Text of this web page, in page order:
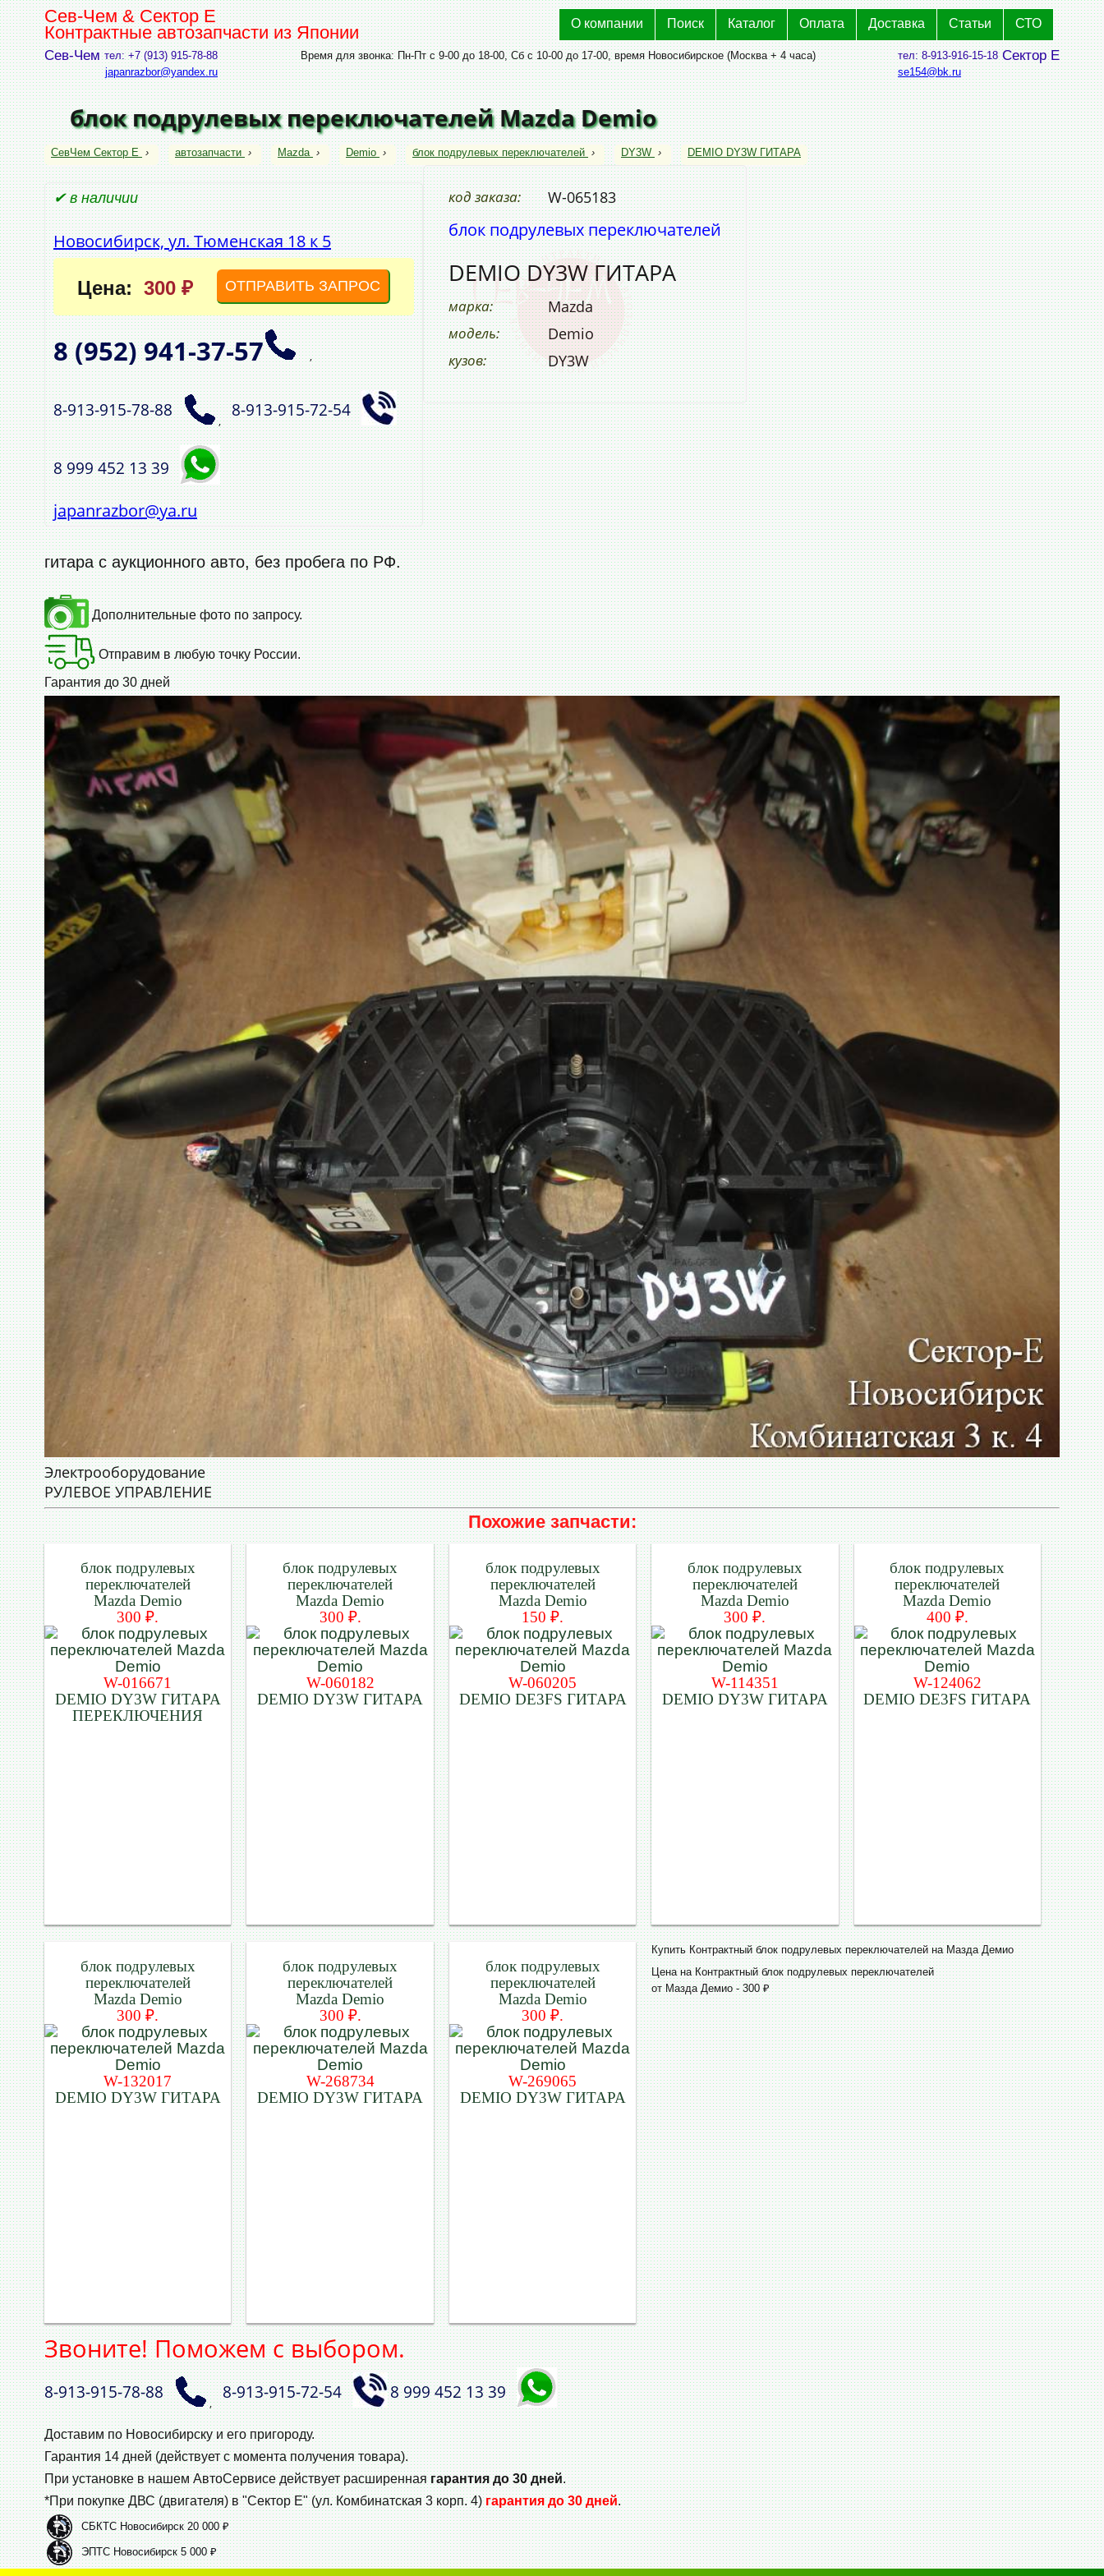
Сев-Чем & Сектор Е
Контрактные автозапчасти из Японии
О компании Поиск Каталог Оплата Доставка Статьи СТО
Сев-Чем тел: +7 (913) 915-78-88
japanrazbor@yandex.ru
Сектор Е
тел: 8-913-916-15-18
se154@bk.ru
Время для звонка: Пн-Пт с 9-00 до 18-00, Сб с 10-00 до 17-00, время Новосибирское (Москва + 4 часа)
блок подрулевых переключателей Mazda Demio
СевЧем Сектор Е › автозапчасти › Mazda › Demio › блок подрулевых переключателей › DY3W › DEMIO DY3W ГИТАРА
✔ в наличии
Новосибирск, ул. Тюменская 18 к 5
Цена: 300 ₽ ОТПРАВИТЬ ЗАПРОС
8 (952)941‑37‑57 ,
8‑913‑915‑78‑88
,
8‑913‑915‑72‑54
8 999 452 13 39
japanrazbor@ya.ru
код заказа: W-065183
блок подрулевых переключателей
DEMIO DY3W ГИТАРА
марка: Mazda
модель: Demio
кузов: DY3W
гитара с аукционного авто, без пробега по РФ.
Дополнительные фото по запросу.
Отправим в любую точку России.
Гарантия до 30 дней
Электрооборудование
РУЛЕВОЕ УПРАВЛЕНИЕ
Похожие запчасти:
блок подрулевых
переключателей
Mazda Demio
300 ₽.
W-016671
DEMIO DY3W ГИТАРА
ПЕРЕКЛЮЧЕНИЯ
блок подрулевых
переключателей
Mazda Demio
300 ₽.
W-060182
DEMIO DY3W ГИТАРА
блок подрулевых
переключателей
Mazda Demio
150 ₽.
W-060205
DEMIO DE3FS ГИТАРА
блок подрулевых
переключателей
Mazda Demio
300 ₽.
W-114351
DEMIO DY3W ГИТАРА
блок подрулевых
переключателей
Mazda Demio
400 ₽.
W-124062
DEMIO DE3FS ГИТАРА
блок подрулевых
переключателей
Mazda Demio
300 ₽.
W-132017
DEMIO DY3W ГИТАРА
блок подрулевых
переключателей
Mazda Demio
300 ₽.
W-268734
DEMIO DY3W ГИТАРА
блок подрулевых
переключателей
Mazda Demio
300 ₽.
W-269065
DEMIO DY3W ГИТАРА
Купить Контрактный блок подрулевых переключателей на Мазда Демио
Цена на Контрактный блок подрулевых переключателей
от Мазда Демио - 300 ₽
Звоните! Поможем с выбором.
8‑913‑915‑78‑88
,
8‑913‑915‑72‑54 8 999 452 13 39
Доставим по Новосибирску и его пригороду.
Гарантия 14 дней (действует с момента получения товара).
При установке в нашем АвтоСервисе действует расширеннаягарантия до 30 дней.
*При покупке ДВС (двигателя) в "Сектор Е" (ул. Комбинатская 3 корп. 4)гарантия до 30 дней.
СБКТС Новосибирск 20 000 ₽
ЭПТС Новосибирск 5 000 ₽